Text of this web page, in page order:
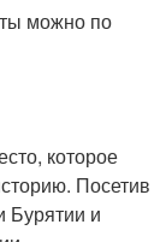
можно по
которое
Посетив
Бурятии и